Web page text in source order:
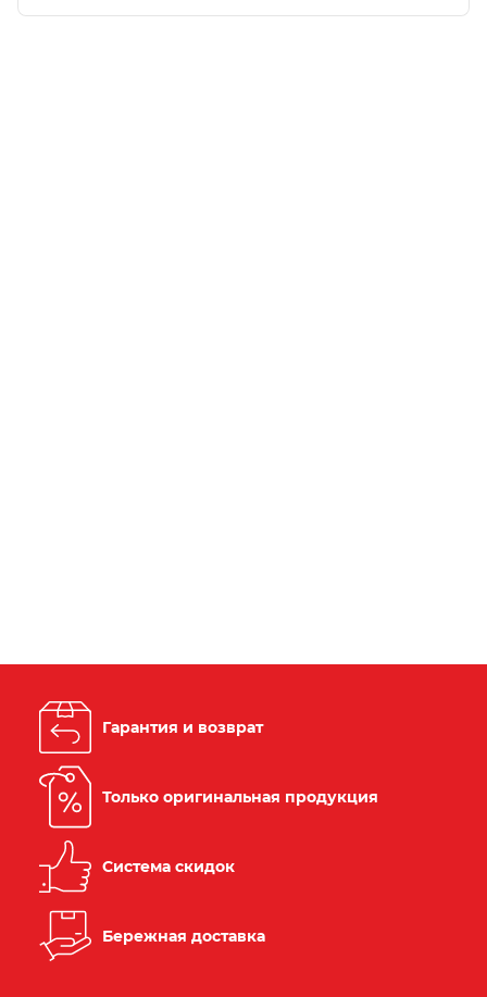
Гарантия и возврат
Только оригинальная продукция
Система скидок
Бережная доставка